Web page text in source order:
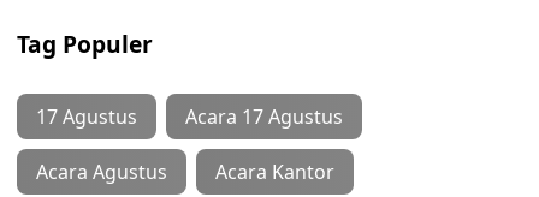
Tag Populer
17 Agustus Acara 17 Agustus
Acara Agustus Acara Kantor